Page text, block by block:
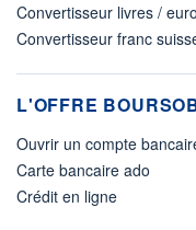
Convertisseur livres / euro
Convertisseur franc
L'OFFRE
Ouvrir un compte
Carte bancaire ado
Crédit en ligne